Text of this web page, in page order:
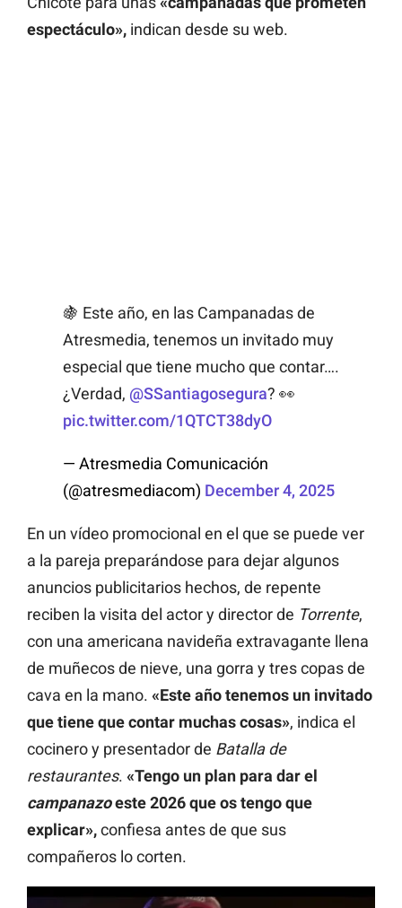
espectáculo», indican desde su web.
🍇 Este año, en las Campanadas de
Atresmedia, tenemos un invitado muy
especial que tiene mucho que contar….
¿Verdad, @SSantiagosegura? 👀
pic.twitter.com/1QTCT38dyO
— Atresmedia Comunicación
(@atresmediacom) December 4, 2025
En un vídeo promocional en el que se puede ver
a la pareja preparándose para dejar algunos
anuncios publicitarios hechos, de repente
reciben la visita del actor y director de Torrente,
con una americana navideña extravagante llena
de muñecos de nieve, una gorra y tres copas de
cava en la mano. «Este año tenemos un invitado
que tiene que contar muchas cosas», indica el
cocinero y presentador de Batalla de
restaurantes. «Tengo un plan para dar el
campanazoeste 2026 que os tengo que
explicar»,confiesa antes de que sus
compañeros lo corten.